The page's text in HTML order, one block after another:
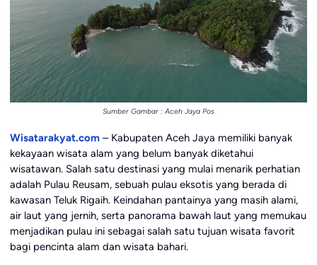
Sumber Gambar : Aceh Jaya Pos
Wisatarakyat.com– Kabupaten Aceh Jaya memiliki banyak
kekayaan wisata alam yang belum banyak diketahui
wisatawan. Salah satu destinasi yang mulai menarik perhatian
adalah Pulau Reusam, sebuah pulau eksotis yang berada di
kawasan Teluk Rigaih. Keindahan pantainya yang masih alami,
air laut yang jernih, serta panorama bawah laut yang memukau
menjadikan pulau ini sebagai salah satu tujuan wisata favorit
bagi pencinta alam dan wisata bahari.